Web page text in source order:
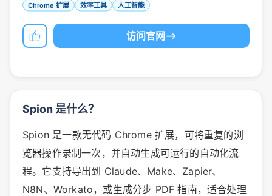
Chrome 扩展 效率工具 人工智能
访问官网
Spion 是什么？
Spion 是一款无代码 Chrome 扩展，可将重复的浏
览器操作录制一次，并自动生成可运行的自动化流
程。它支持导出到 Claude、Make、Zapier、
N8N、Workato，或生成分步 PDF 指南，适合处理